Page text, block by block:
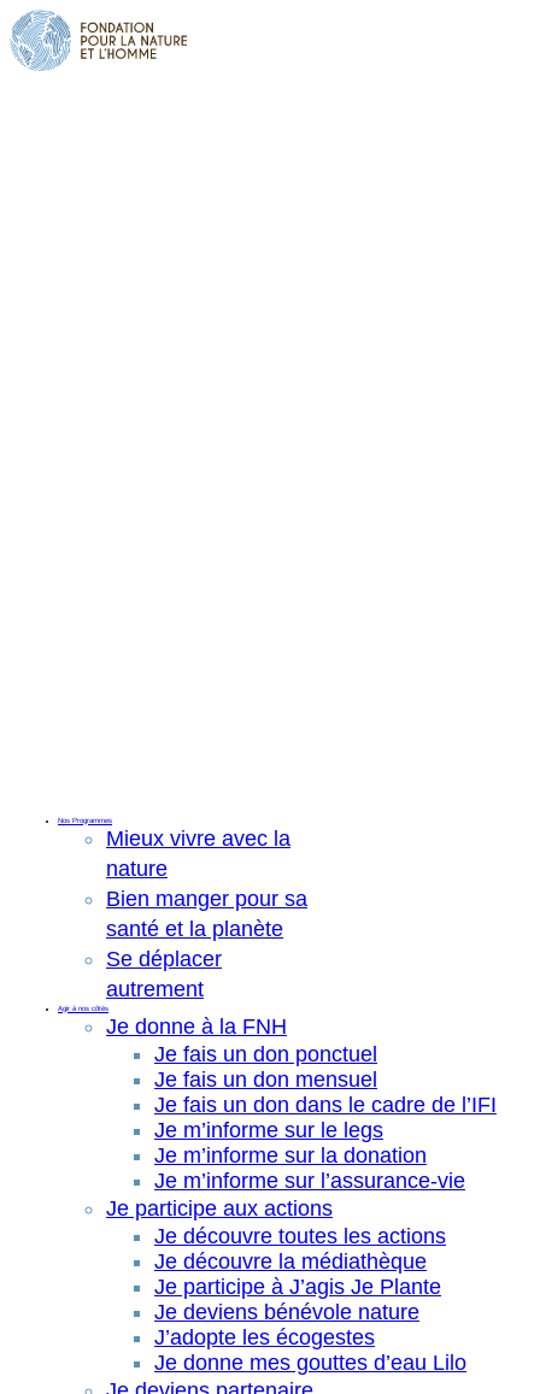
Nos Programmes
Mieux vivre avec la
nature
Bien manger pour sa
santé et la planète
Se déplacer
autrement
Agir à nos côtés
Je donne à la FNH
Je fais un don ponctuel
Je fais un don mensuel
Je fais un don dans le cadre de l’IFI
Je m’informe sur le legs
Je m’informe sur la donation
Je m’informe sur l’assurance-vie
Je participe aux actions
Je découvre toutes les actions
Je découvre la médiathèque
Je participe à J’agis Je Plante
Je deviens bénévole nature
J’adopte les écogestes
Je donne mes gouttes d’eau Lilo